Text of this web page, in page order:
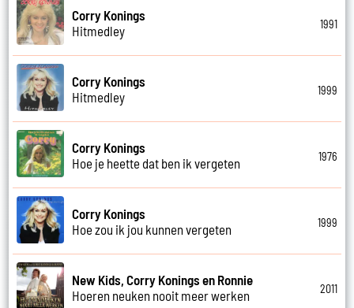
Corry Konings
Hitmedley
1991
Corry Konings
Hitmedley
1999
Corry Konings
Hoe je heette dat ben ik vergeten
1976
Corry Konings
Hoe zou ik jou kunnen vergeten
1999
New Kids, Corry Konings en Ronnie
Hoeren neuken nooit meer werken
2011